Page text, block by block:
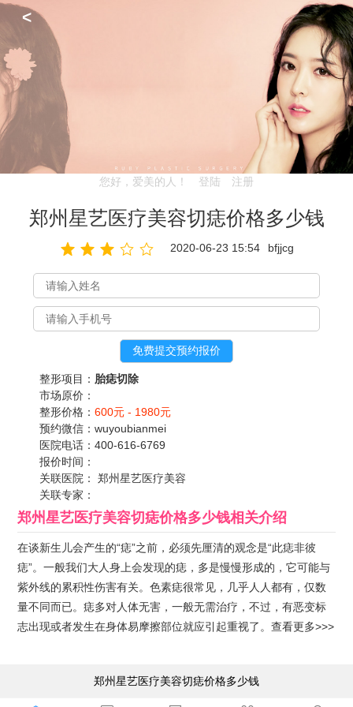
<
您好，爱美的人！ 登陆 注册
郑州星艺医疗美容切痣价格多少钱
2020-06-23 15:54 bfjjcg
整形项目： 胎痣切除
市场原价：
整形价格：600元 - 1980元
预约微信：wuyoubianmei
医院电话：400-616-6769
报价时间：
关联医院：
郑州星艺医疗美容
关联专家：
郑州星艺医疗美容切痣价格多少钱相关介绍
在谈新生儿会产生的“痣”之前，必须先厘清的观念是“此痣非彼
痣”。一般我们大人身上会发现的痣，多是慢慢形成的，它可能与
紫外线的累积性伤害有关。色素痣很常见，几乎人人都有，仅数
量不同而已。痣多对人体无害，一般无需治疗，不过，有恶变标
志出现或者发生在身体易摩擦部位就应引起重视了。查看更多>>>
郑州星艺医疗美容切痣价格多少钱